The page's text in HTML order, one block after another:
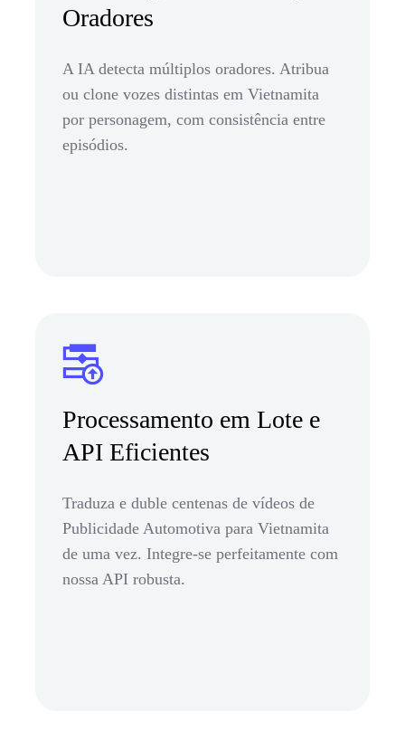
Oradores
A IA detecta múltiplos oradores. Atribua
ou clone vozes distintas em Vietnamita
por personagem, com consistência entre
episódios.
Processamento em Lote e
API Eficientes
Traduza e duble centenas de vídeos de
Publicidade Automotiva para Vietnamita
de uma vez. Integre-se perfeitamente com
nossa API robusta.